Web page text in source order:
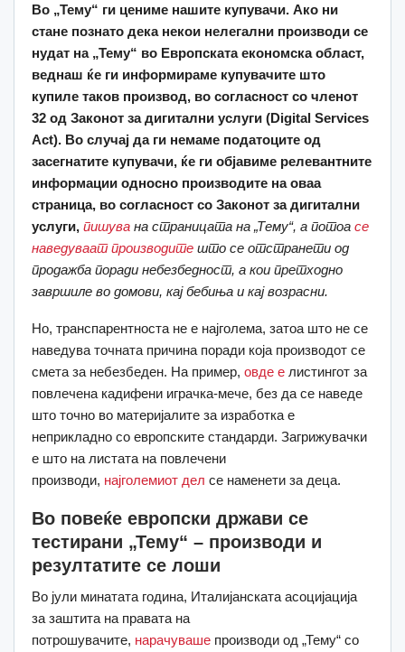
Во „Тему“ ги цениме нашите купувачи. Ако ни
стане познато дека некои нелегални производи се
нудат на „Тему“ во Европската економска област,
веднаш ќе ги информираме купувачите што
купиле таков производ, во согласност со членот
32 од Законот за дигитални услуги (Digital Services
Act). Во случај да ги немаме податоците од
засегнатите купувачи, ќе ги објавиме релевантните
информации односно производите на оваа
страница, во согласност со Законот за дигитални
услуги, пишува на страницата на „Тему“, а потоа се
наведуваат производите што се отстранети од
продажба поради небезбедност, а кои претходно
завршиле во домови, кај бебиња и кај возрасни.
Но, транспарентноста не е најголема, затоа што не се
наведува точната причина поради која производот се
смета за небезбеден. На пример, овде е листингот за
повлечена кадифени играчка-мече, без да се наведе
што точно во материјалите за изработка е
неприкладно со европските стандарди. Загрижувачки
е што на листата на повлечени
производи, најголемиот дел се наменети за деца.
Во повеќе европски држави се
тестирани „Тему“ – производи и
резултатите се лоши
Во јули минатата година, Италијанската асоцијација
за заштита на правата на
потрошувачите, нарачуваше производи од „Тему“ со